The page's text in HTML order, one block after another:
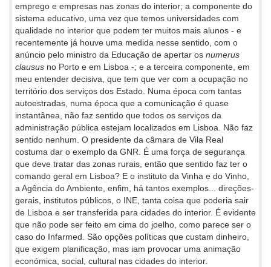
emprego e empresas nas zonas do interior; a componente do
sistema educativo, uma vez que temos universidades com
qualidade no interior que podem ter muitos mais alunos - e
recentemente já houve uma medida nesse sentido, com o
anúncio pelo ministro da Educação de apertar os numerus
clausus no Porto e em Lisboa -; e a terceira componente, em
meu entender decisiva, que tem que ver com a ocupação no
território dos serviços dos Estado. Numa época com tantas
autoestradas, numa época que a comunicação é quase
instantânea, não faz sentido que todos os serviços da
administração pública estejam localizados em Lisboa. Não faz
sentido nenhum. O presidente da câmara de Vila Real
costuma dar o exemplo da GNR. É uma força de segurança
que deve tratar das zonas rurais, então que sentido faz ter o
comando geral em Lisboa? E o instituto da Vinha e do Vinho,
a Agência do Ambiente, enfim, há tantos exemplos... direções-
gerais, institutos públicos, o INE, tanta coisa que poderia sair
de Lisboa e ser transferida para cidades do interior. É evidente
que não pode ser feito em cima do joelho, como parece ser o
caso do Infarmed. São opções políticas que custam dinheiro,
que exigem planificação, mas iam provocar uma animação
económica, social, cultural nas cidades do interior.